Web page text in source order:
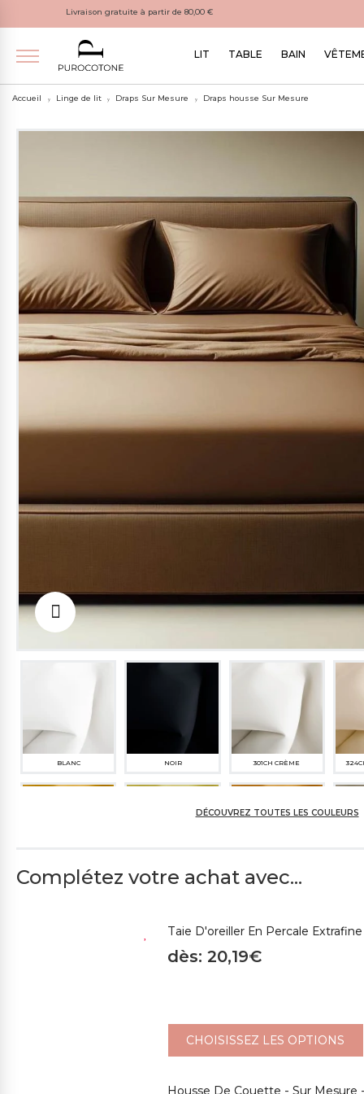
Livraison gratuite à partir de 80,00 €
LIT TABLE BAIN
Accueil Linge de lit Draps Sur Mesure Draps housse Sur Mesure
BLANC NOIR 301CH CRÈME
635M JAUNE 638M JAUNE CLAIR 322M JAUNE OCRE
DÉCOUVREZ TOUTES LES COULEURS
Complétez votre achat avec...
dès: 80,61€
Draps - Sur Mesure - Percale De
CHOISISSEZ LES OPTIONS
TC200
dès: 40,44€
CHOISISSEZ LES OPTIONS
Taie D'oreiller En Percale
dès: 20,19€
CHOISISSEZ LES OPTIONS
Housse De Couette - Sur Mesure